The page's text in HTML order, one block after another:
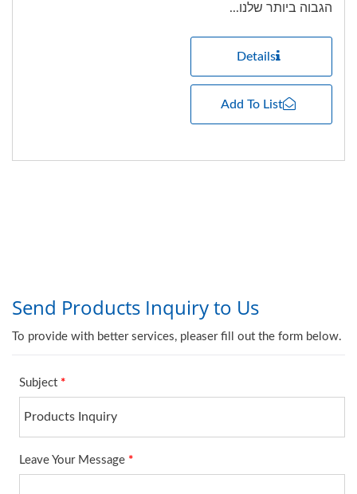
הגבוה ביותר שלנו...
Details
Add To List